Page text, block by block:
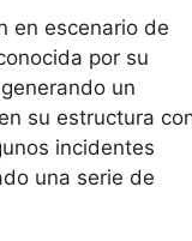
en escenario de
por su
un
su estructura
incidentes
una serie de